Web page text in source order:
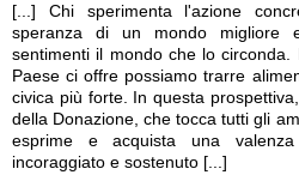
[...] Chi sperimenta l'azione
speranza di un mondo migliore
sentimenti il mondo che lo
Paese ci offre possiamo trarre
civica più forte. In questa
della Donazione, che tocca tutti gli
esprime e acquista una
incoraggiato e sostenuto [...]